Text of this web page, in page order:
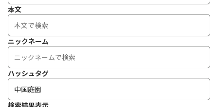
本文
ニックネーム
ハッシュタグ
検索結果表示